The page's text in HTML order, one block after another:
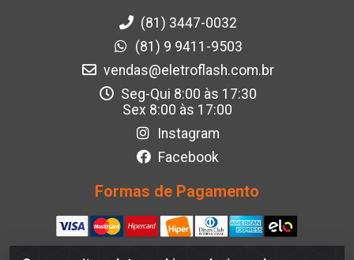
(81) 3447-0032
(81) 9 9411-9503
vendas@eletroflash.com.br
Seg-Qui 8:00 às 17:30
Sex 8:00 às 17:00
Instagram
Facebook
Formas de Pagamento